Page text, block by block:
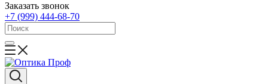
Заказать звонок
+7 (999) 444-68-70